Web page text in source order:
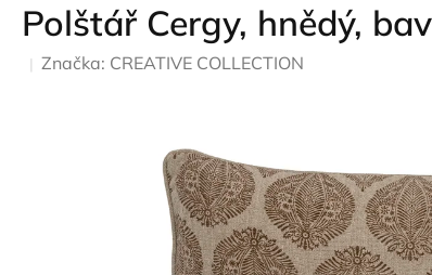
Polštář Cergy, hnědý,
Značka: CREATIVE COLLECTION